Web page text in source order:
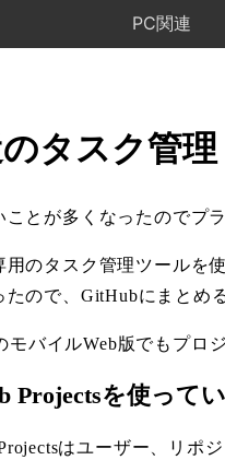
PC関連
タスク管理
ことが多くなったのでプ
用のタスク管理ツールを
たので、GitHubにまとめ
モバイルWeb版でもプロ
Projectsを使って
はユーザー、リポ